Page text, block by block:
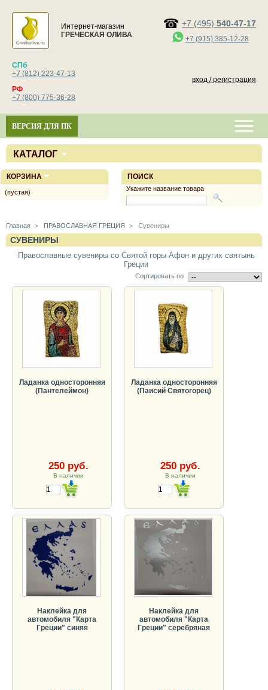
Интернет-магазин
ГРЕЧЕСКАЯ ОЛИВА
+7 (495) 540-47-17
+7 (915) 385-12-28
СПб
+7 (812) 223-47-13
РФ
+7 (800) 775-36-28
вход / регистрация
ВЕРСИЯ ДЛЯ ПК
КАТАЛОГ
Главная > ПРАВОСЛАВНАЯ ГРЕЦИЯ > Сувениры
СУВЕНИРЫ
Православные сувениры со Святой горы Афон и других святынь
Греции
Сортировать по
Ладанка односторонняя
(Пантелеймон)
250 руб.
В наличии
Ладанка односторонняя
(Паисий Святогорец)
250 руб.
В наличии
Наклейка для
автомобиля "Карта
Греции" синяя
Наклейка для
автомобиля "Карта
Греции" серебряная
ПОИСК
Укажите название товара
КОРЗИНА
(пустая)